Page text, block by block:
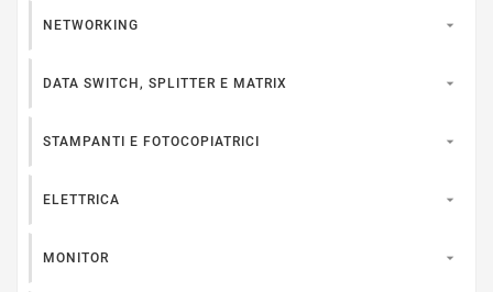
NETWORKING 
DATA SWITCH, SPLITTER E MATRIX 
STAMPANTI E FOTOCOPIATRICI 
ELETTRICA 
MONITOR 